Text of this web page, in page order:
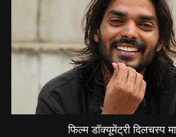
फिल्म डॉक्यूमेंट्री दिलचस्प